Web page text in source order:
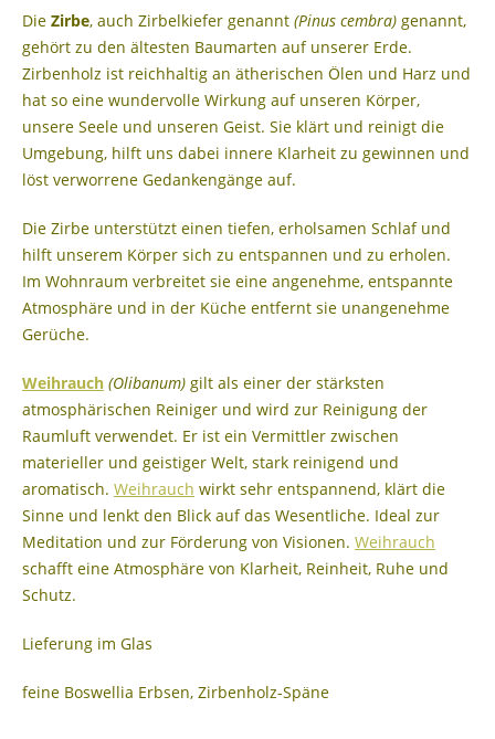
Die Zirbe, auch Zirbelkiefer genannt (Pinus cembra) genannt,
gehört zu den ältesten Baumarten auf unserer Erde.
Zirbenholz ist reichhaltig an ätherischen Ölen und Harz und
hat so eine wundervolle Wirkung auf unseren Körper,
unsere Seele und unseren Geist. Sie klärt und reinigt die
Umgebung, hilft uns dabei innere Klarheit zu gewinnen und
löst verworrene Gedankengänge auf.
Die Zirbe unterstützt einen tiefen, erholsamen Schlaf und
hilft unserem Körper sich zu entspannen und zu erholen.
Im Wohnraum verbreitet sie eine angenehme, entspannte
Atmosphäre und in der Küche entfernt sie unangenehme
Gerüche.
Weihrauch (Olibanum) gilt als einer der stärksten
atmosphärischen Reiniger und wird zur Reinigung der
Raumluft verwendet. Er ist ein Vermittler zwischen
materieller und geistiger Welt, stark reinigend und
aromatisch. Weihrauch wirkt sehr entspannend, klärt die
Sinne und lenkt den Blick auf das Wesentliche. Ideal zur
Meditation und zur Förderung von Visionen. Weihrauch
schafft eine Atmosphäre von Klarheit, Reinheit, Ruhe und
Schutz.
Lieferung im Glas
feine Boswellia Erbsen, Zirbenholz-Späne